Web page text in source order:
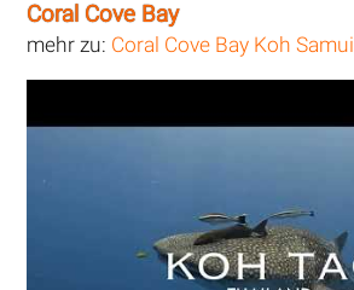
Coral Cove Bay
mehr zu: Coral Cove Bay Koh Samui